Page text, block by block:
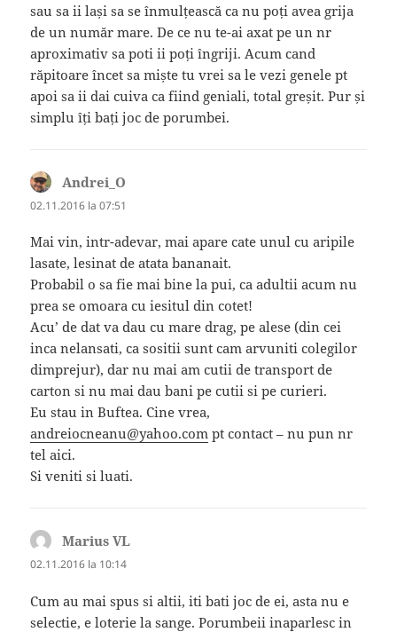
sau sa ii lași sa se înmulțească ca nu poți avea grija
de un număr mare. De ce nu te-ai axat pe un nr
aproximativ sa poti ii poți îngriji. Acum cand
răpitoare încet sa miște tu vrei sa le vezi genele pt
apoi sa ii dai cuiva ca fiind geniali, total greșit. Pur și
simplu îți bați joc de porumbei.
Andrei_O
02.11.2016 la 07:51
Mai vin, intr-adevar, mai apare cate unul cu aripile
lasate, lesinat de atata bananait.
Probabil o sa fie mai bine la pui, ca adultii acum nu
prea se omoara cu iesitul din cotet!
Acu’ de dat va dau cu mare drag, pe alese (din cei
inca nelansati, ca sositii sunt cam arvuniti colegilor
dimprejur), dar nu mai am cutii de transport de
carton si nu mai dau bani pe cutii si pe curieri.
Eu stau in Buftea. Cine vrea,
andreiocneanu@yahoo.com pt contact – nu pun nr
tel aici.
Si veniti si luati.
Marius VL
02.11.2016 la 10:14
Cum au mai spus si altii, iti bati joc de ei, asta nu e
selectie, e loterie la sange. Porumbeii inaparlesc in